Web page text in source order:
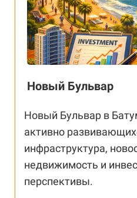
Новый Бульвар
Новый Бульвар в
активно
инфраструктура,
недвижимость и
перспективы.